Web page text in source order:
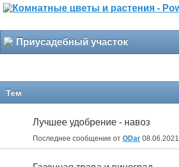
Приусадебный участок
Тем
Лучшее удобрение - навоз
Последнее сообщение от ODar 08.06.2021